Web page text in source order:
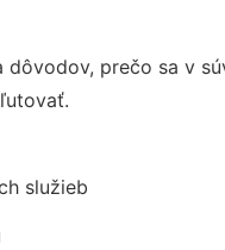
prečo sa v
služieb